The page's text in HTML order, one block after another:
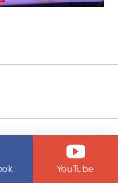
查看全部
YouTube